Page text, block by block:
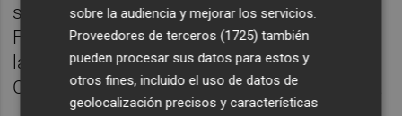
seguir por la calle Gobernador hasta la plaza
Fadrell. Desde allí, el trazado continuará por
la calle Maestro Ripollés y la calle Clara
Campoamor hasta alcanzar la línea de meta.
sobre la audiencia y mejorar los servicios.
Proveedores de terceros (1725) también
pueden procesar sus datos para estos y
otros fines, incluido el uso de datos de
geolocalización precisos y características